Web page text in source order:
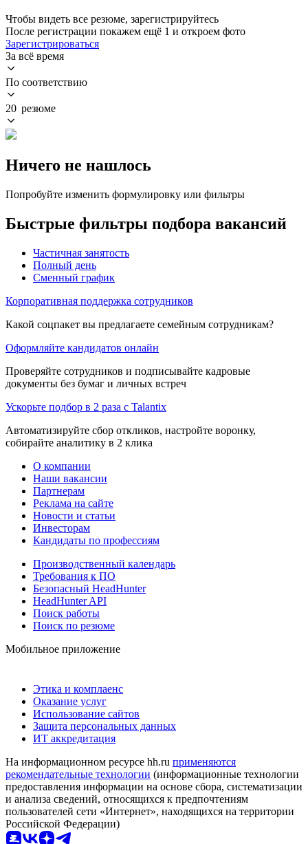
Чтобы видеть все резюме, зарегистрируйтесь
После регистрации покажем ещё 1 и откроем фото
Зарегистрироваться
За всё время
По соответствию
20 резюме
Ничего не нашлось
Попробуйте изменить формулировку или фильтры
Быстрые фильтры подбора вакансий
Частичная занятость
Полный день
Сменный график
Корпоративная поддержка сотрудников
Какой соцпакет вы предлагаете семейным сотрудникам?
Оформляйте кандидатов онлайн
Проверяйте сотрудников и подписывайте кадровые
документы без бумаг и личных встреч
Ускорьте подбор в 2 раза с Talantix
Автоматизируйте сбор откликов, настройте воронку,
собирайте аналитику в 2 клика
О компании
Наши вакансии
Партнерам
Реклама на сайте
Новости и статьи
Инвесторам
Кандидаты по профессиям
Производственный календарь
Требования к ПО
Безопасный HeadHunter
HeadHunter API
Поиск работы
Поиск по резюме
Мобильное приложение
Этика и комплаенс
Оказание услуг
Использование сайтов
Защита персональных данных
ИТ аккредитация
На информационном ресурсе hh.ru применяются
рекомендательные технологии (информационные технологии
предоставления информации на основе сбора, систематизации
и анализа сведений, относящихся к предпочтениям
пользователей сети «Интернет», находящихся на территории
Российской Федерации)